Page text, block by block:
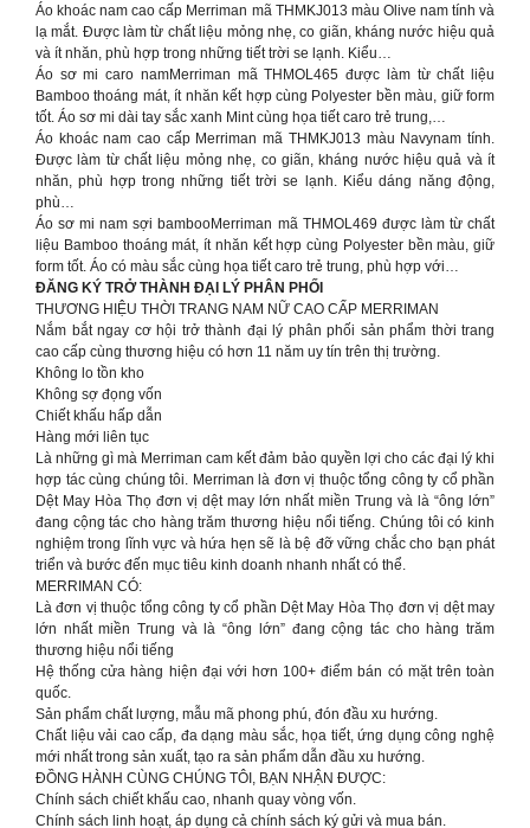
Áo khoác nam cao cấp Merriman mã THMKJ013 màu Olive nam tính và
lạ mắt. Được làm từ chất liệu mỏng nhẹ, co giãn, kháng nước hiệu quả
và ít nhăn, phù hợp trong những tiết trời se lạnh. Kiểu…
Áo sơ mi caro namMerriman mã THMOL465 được làm từ chất liệu
Bamboo thoáng mát, ít nhăn kết hợp cùng Polyester bền màu, giữ form
tốt. Áo sơ mi dài tay sắc xanh Mint cùng họa tiết caro trẻ trung,…
Áo khoác nam cao cấp Merriman mã THMKJ013 màu Navynam tính.
Được làm từ chất liệu mỏng nhẹ, co giãn, kháng nước hiệu quả và ít
nhăn, phù hợp trong những tiết trời se lạnh. Kiểu dáng năng động,
phù…
Áo sơ mi nam sợi bambooMerriman mã THMOL469 được làm từ chất
liệu Bamboo thoáng mát, ít nhăn kết hợp cùng Polyester bền màu, giữ
form tốt. Áo có màu sắc cùng họa tiết caro trẻ trung, phù hợp với…
ĐĂNG KÝ TRỞ THÀNH ĐẠI LÝ PHÂN PHỐI
THƯƠNG HIỆU THỜI TRANG NAM NỮ CAO CẤP MERRIMAN
Nắm bắt ngay cơ hội trở thành đại lý phân phối sản phẩm thời trang
cao cấp cùng thương hiệu có hơn 11 năm uy tín trên thị trường.
Không lo tồn kho
Không sợ đọng vốn
Chiết khấu hấp dẫn
Hàng mới liên tục
Là những gì mà Merriman cam kết đảm bảo quyền lợi cho các đại lý khi
hợp tác cùng chúng tôi. Merriman là đơn vị thuộc tổng công ty cổ phần
Dệt May Hòa Thọ đơn vị dệt may lớn nhất miền Trung và là “ông lớn”
đang cộng tác cho hàng trăm thương hiệu nổi tiếng. Chúng tôi có kinh
nghiệm trong lĩnh vực và hứa hẹn sẽ là bệ đỡ vững chắc cho bạn phát
triển và bước đến mục tiêu kinh doanh nhanh nhất có thể.
MERRIMAN CÓ:
Là đơn vị thuộc tổng công ty cổ phần Dệt May Hòa Thọ đơn vị dệt may
lớn nhất miền Trung và là “ông lớn” đang cộng tác cho hàng trăm
thương hiệu nổi tiếng
Hệ thống cửa hàng hiện đại với hơn 100+ điểm bán có mặt trên toàn
quốc.
Sản phẩm chất lượng, mẫu mã phong phú, đón đầu xu hướng.
Chất liệu vải cao cấp, đa dạng màu sắc, họa tiết, ứng dụng công nghệ
mới nhất trong sản xuất, tạo ra sản phẩm dẫn đầu xu hướng.
ĐỒNG HÀNH CÙNG CHÚNG TÔI, BẠN NHẬN ĐƯỢC:
Chính sách chiết khấu cao, nhanh quay vòng vốn.
Chính sách linh hoạt, áp dụng cả chính sách ký gửi và mua bán.